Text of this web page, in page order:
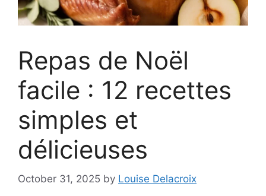
Repas de Noël
facile : 12 recettes
simples et
délicieuses
October 31, 2025 by Louise Delacroix